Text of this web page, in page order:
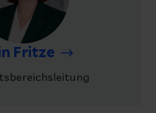
Fritze